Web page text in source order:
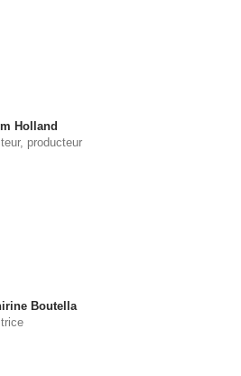
Holland
producteur
Boutella